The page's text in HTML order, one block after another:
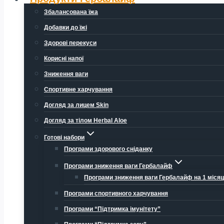
Збалансована їжа
Добавки до їжі
Здорові перекуси
Корисні напої
Зниження ваги
Спортивне харчування
Догляд за лицем Skin
Догляд за тілом Herbal Aloe
Готові набори
Програми здорового сніданку
Програми зниження ваги Гербалайф
Програми зниження ваги Гербалайф на 1
Програми спортивного харчування
Програми “Підтримка імунітету”